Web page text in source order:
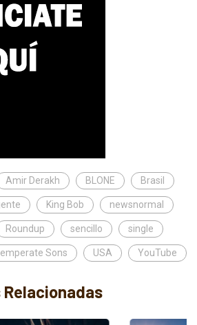
Amir Derakh BLONE Brasil
King Bob newsnormal
Roundup sencillo single
Sons USA YouTube